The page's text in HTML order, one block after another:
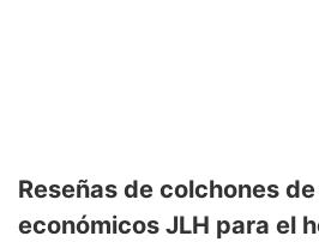
Reseñas de colchones
económicos JLH para el